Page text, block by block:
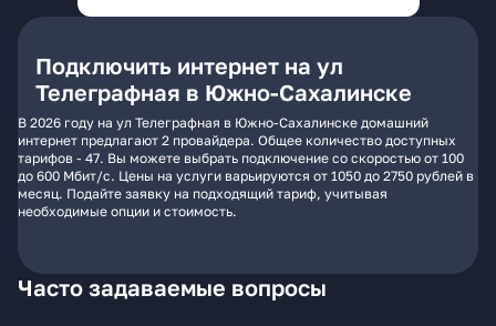
Подключить интернет на ул
Телеграфная в Южно-Сахалинске
В 2026 году на ул Телеграфная в Южно-Сахалинске домашний
интернет предлагают 2 провайдера. Общее количество доступных
тарифов - 47. Вы можете выбрать подключение со скоростью от 100
до 600 Мбит/с. Цены на услуги варьируются от 1050 до 2750 рублей в
месяц. Подайте заявку на подходящий тариф, учитывая
необходимые опции и стоимость.
Часто задаваемые вопросы